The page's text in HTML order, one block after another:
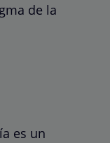
de la
es un